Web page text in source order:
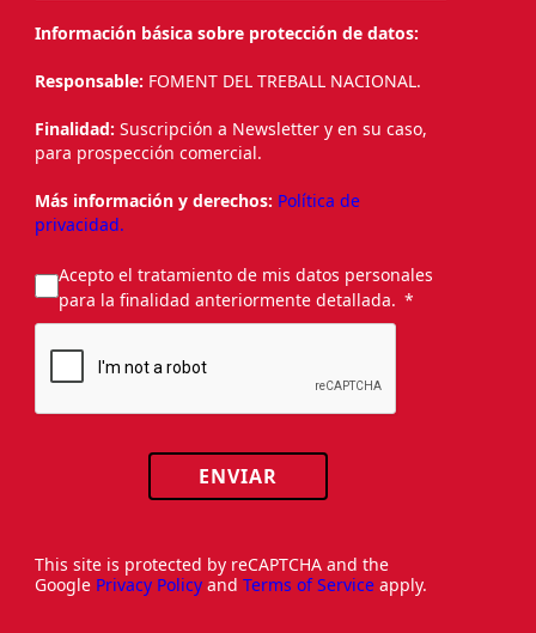
Información básica sobre protección de datos:
Responsable: FOMENT DEL TREBALL NACIONAL.
Finalidad: Suscripción a Newsletter y en su caso,
para prospección comercial.
Más información y derechos: Política de
privacidad.
Acepto el tratamiento de mis datos personales
para la finalidad anteriormente detallada.
ENVIAR
This site is protected by reCAPTCHA and the
Google Privacy Policy and Terms of Service apply.